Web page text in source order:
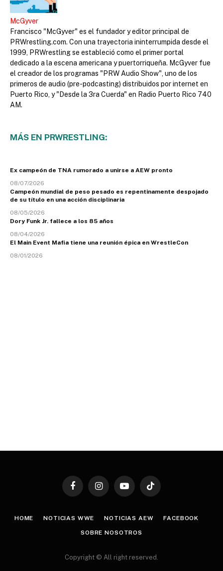
McGyver
Francisco "McGyver" es el fundador y editor principal de
PRWrestling.com. Con una trayectoria ininterrumpida desde el
1999, PRWrestling se estableció como el primer portal
dedicado a la escena americana y puertorriqueña. McGyver fue
el creador de los programas "PRW Audio Show", uno de los
primeros de audio (pre-podcasting) distribuidos por internet en
Puerto Rico, y "Desde la 3ra Cuerda" en Radio Puerto Rico 740
AM.
MÁS EN PRWRESTLING:
Ex campeón de TNA rumorado a unirse a AEW pronto
08/07/2026
Campeón mundial de peso pesado es repentinamente despojado
de su título en una acción disciplinaria
08/05/2026
Dory Funk Jr. fallece a los 85 años
08/04/2026
El Main Event Mafia tiene una reunión épica en WrestleCon
08/01/2026
FacebookInstagramYouTubeTikTok
HOME NOTICIAS WWE NOTICIAS AEW FACEBOOK
SOBRE NOSOTROS
Copyright © All right reserved.